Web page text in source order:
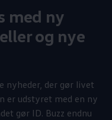
med ny
og nye
nyheder, der gør livet
er udstyret med en ny
gør ID. Buzz endnu